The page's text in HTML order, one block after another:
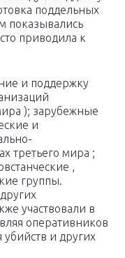
поддельных
показывались
приводила к
и поддержку
); зарубежные
и
третьего мира ;
,
группы.
участвовали в
оперативников
и других